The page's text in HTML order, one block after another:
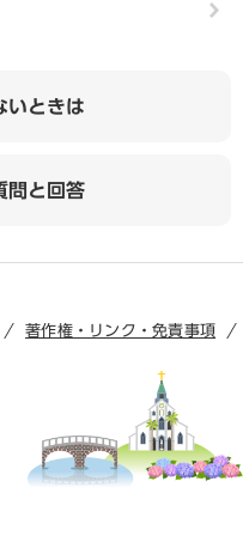
いときは
問と回答
著作権・リンク・免責事項